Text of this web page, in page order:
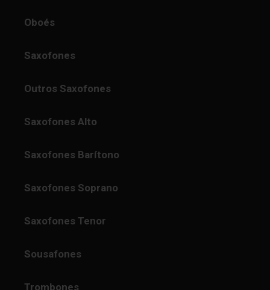
Oboés
Saxofones
Outros Saxofones
Saxofones Alto
Saxofones Barítono
Saxofones Soprano
Saxofones Tenor
Sousafones
Trombones